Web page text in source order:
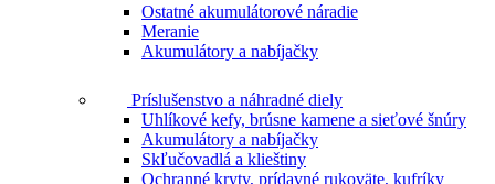
Ostatné akumulátorové náradie
Meranie
Akumulátory a nabíjačky
Príslušenstvo a náhradné diely
Uhlíkové kefy, brúsne kamene a sieťové šnúry
Akumulátory a nabíjačky
Skľučovadlá a klieštiny
Ochranné kryty, prídavné rukoväte, kufríky